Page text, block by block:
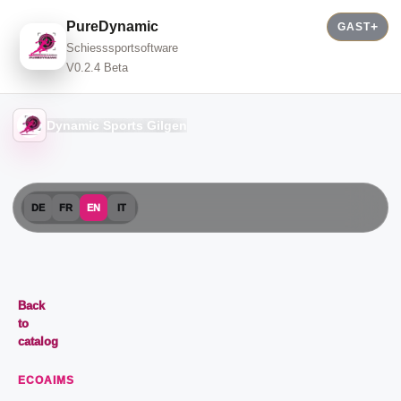
PureDynamic
Schiesssportsoftware
V0.2.4 Beta
GAST
Dynamic Sports Gilgen
DE FR EN IT
Back
to
catalog
ECOAIMS